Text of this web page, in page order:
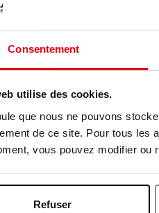
Consentement
utilise des cookies.
que nous ne pouvons
de ce site. Pour tous les
vous pouvez modifier ou
Refuser
relative aux avis des